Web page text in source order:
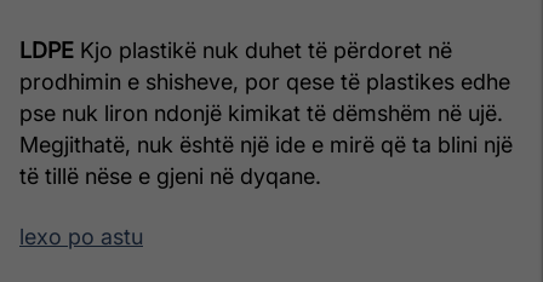
LDPE Kjo plastikë nuk duhet të përdoret në
prodhimin e shisheve, por qese të plastikes edhe
pse nuk liron ndonjë kimikat të dëmshëm në ujë.
Megjithatë, nuk është një ide e mirë që ta blini një
të tillë nëse e gjeni në dyqane.
lexo po astu